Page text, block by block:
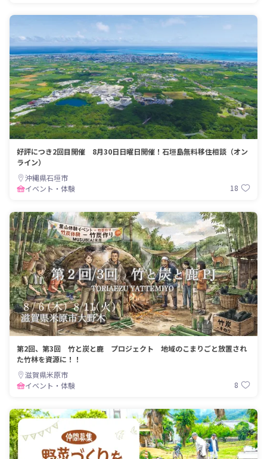
好評につき2回目開催 8月30日日曜日開催！石垣島無料移住相談（オン
ライン）
沖縄県石垣市
イベント・体験
18
第2回、第3回 竹と炭と鹿 プロジェクト 地域のこまりごと放置され
た竹林を資源に！！
滋賀県米原市
イベント・体験
8